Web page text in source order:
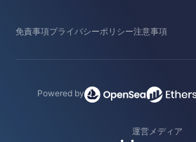
免責事項プライバシーポリシー注意事項
Powered by
運営メディア